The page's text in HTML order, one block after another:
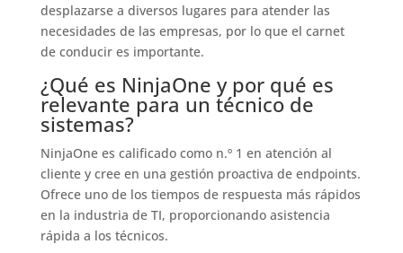
desplazarse a diversos lugares para atender las
necesidades de las empresas, por lo que el carnet
de conducir es importante.
¿Qué es NinjaOne y por qué es
relevante para un técnico de
sistemas?
NinjaOne es calificado como n.º 1 en atención al
cliente y cree en una gestión proactiva de endpoints.
Ofrece uno de los tiempos de respuesta más rápidos
en la industria de TI, proporcionando asistencia
rápida a los técnicos.